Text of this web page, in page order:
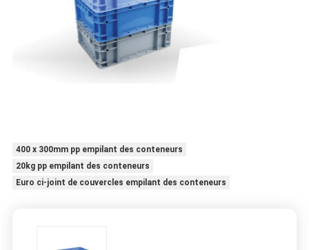
400 x 300mm pp empilant des conteneurs
20kg pp empilant des conteneurs
Euro ci-joint de couvercles empilant des conteneurs